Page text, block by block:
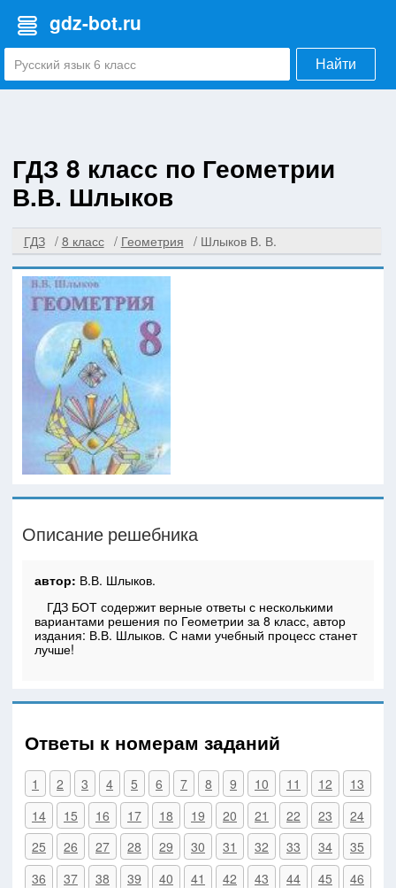
gdz-bot.ru
Найти
ГДЗ 8 класс по Геометрии
В.В. Шлыков
ГДЗ 8 класс Геометрия Шлыков В. В.
Описание решебника
автор: В.В. Шлыков.
ГДЗ БОТ содержит верные ответы с несколькими
вариантами решения по Геометрии за 8 класс, автор
издания: В.В. Шлыков. С нами учебный процесс станет
лучше!
Ответы к номерам заданий
1 2 3 4 5 6 7 8 9 10 11 12
13
14
15 16 17 18 19 20 21 22 23
24
25
26 27 28 29 30 31 32 33 34
35
36
37 38 39 40 41 42 43 44 45
46